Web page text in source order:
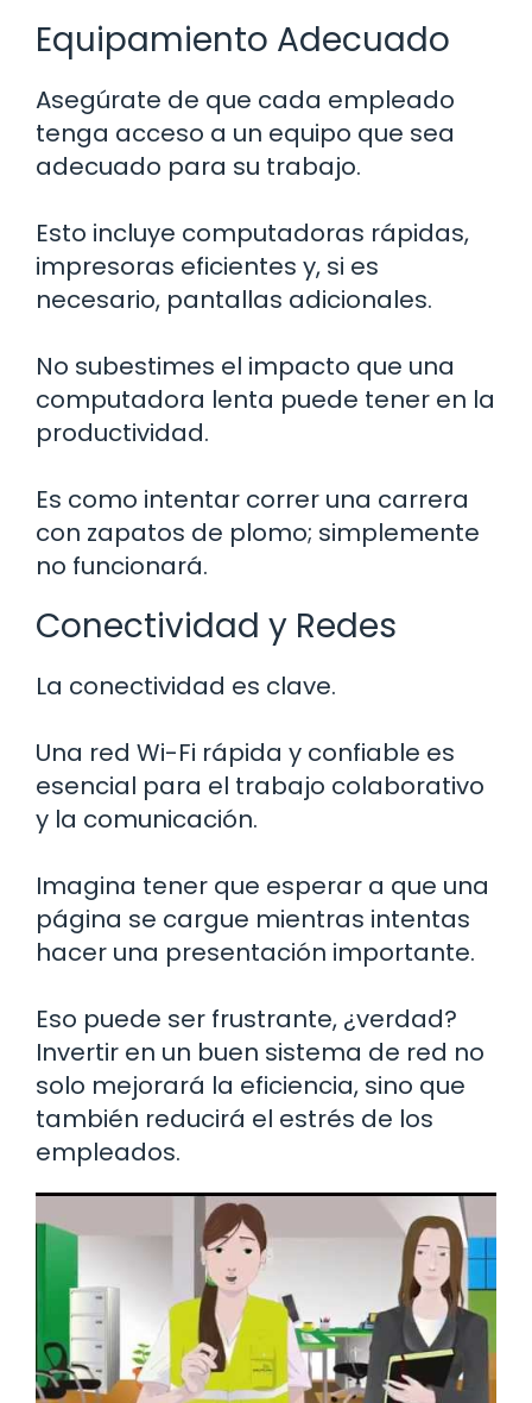
Equipamiento Adecuado
Asegúrate de que cada empleado
tenga acceso a un equipo que sea
adecuado para su trabajo.
Esto incluye computadoras rápidas,
impresoras eficientes y, si es
necesario, pantallas adicionales.
No subestimes el impacto que una
computadora lenta puede tener en la
productividad.
Es como intentar correr una carrera
con zapatos de plomo; simplemente
no funcionará.
Conectividad y Redes
La conectividad es clave.
Una red Wi-Fi rápida y confiable es
esencial para el trabajo colaborativo
y la comunicación.
Imagina tener que esperar a que una
página se cargue mientras intentas
hacer una presentación importante.
Eso puede ser frustrante, ¿verdad?
Invertir en un buen sistema de red no
solo mejorará la eficiencia, sino que
también reducirá el estrés de los
empleados.